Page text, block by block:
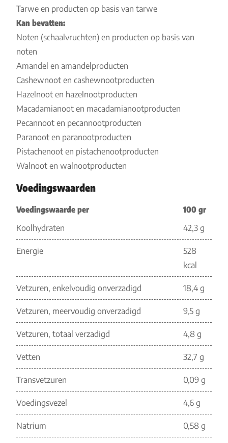
Tarwe en producten op basis van tarwe
Kan bevatten:
Noten (schaalvruchten) en producten op basis van
noten
Amandel en amandelproducten
Cashewnoot en cashewnootproducten
Hazelnoot en hazelnootproducten
Macadamianoot en macadamianootproducten
Pecannoot en pecannootproducten
Paranoot en paranootproducten
Pistachenoot en pistachenootproducten
Walnoot en walnootproducten
Voedingswaarden
Voedingswaarde per
100 gr
Koolhydraten
42,3 g
Energie
528
kcal
Vetzuren, enkelvoudig onverzadigd 18,4 g
Vetzuren, meervoudig onverzadigd 9,5 g
Vetzuren, totaal verzadigd 4,8 g
Vetten 32,7 g
Transvetzuren 0,09 g
Voedingsvezel 4,6 g
Natrium 0,58 g